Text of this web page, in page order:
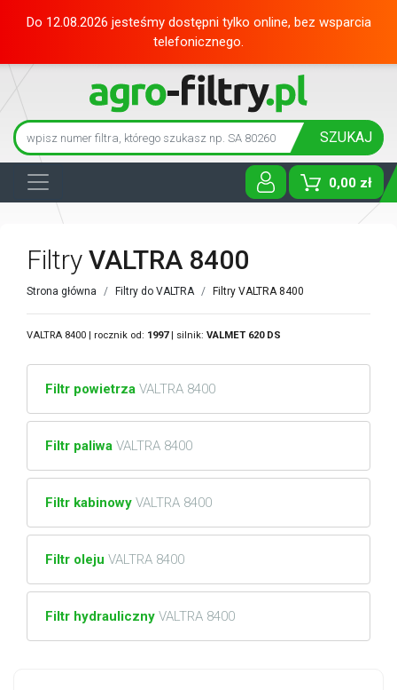
Do 12.08.2026 jesteśmy dostępni tylko online, bez wsparcia
telefonicznego.
SZUKAJ
0,00 zł
Toggle
Filtry VALTRA 8400
Strona główna Filtry do VALTRA Filtry VALTRA 8400
VALTRA 8400 | rocznik od: 1997| silnik: VALMET 620 DS
Filtr powietrza VALTRA 8400
Filtr paliwa VALTRA 8400
Filtr kabinowy VALTRA 8400
Filtr oleju VALTRA 8400
Filtr hydrauliczny VALTRA 8400